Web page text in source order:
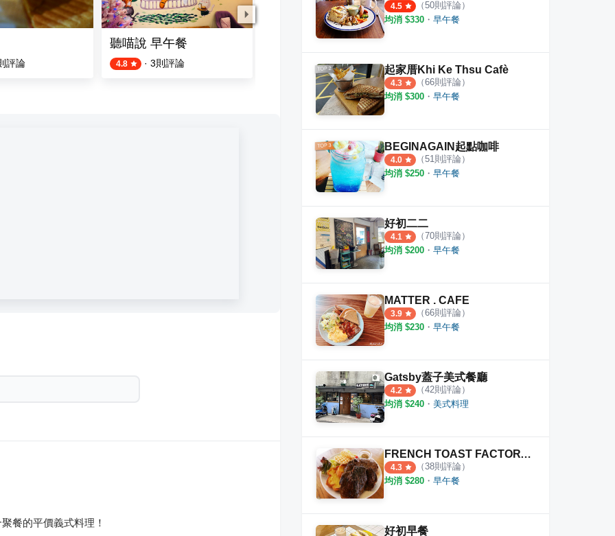
評論
聽喵說 早午餐
4.8 · 3則評論
最初 輕食早午餐
則評論 4.7 · 則評論
餐的平價義式料理！
4.5 （50則評論）
均消 $330 ・ 早午餐
起家厝Khi Ke Thsu Cafè
4.3 （66則評論）
均消 $300 ・ 早午餐
BEGINAGAIN起點咖啡
4.0 （51則評論）
均消 $250 ・ 早午餐
好初二二
4.1 （70則評論）
均消 $200 ・ 早午餐
MATTER . CAFE
3.9 （66則評論）
均消 $230 ・ 早午餐
Gatsby蓋子美式餐廳
4.2 （42則評論）
均消 $240 ・ 美式料理
FRENCH TOAST FACTORY 府中旗艦店
4.3 （38則評論）
均消 $280 ・ 早午餐
好初早餐